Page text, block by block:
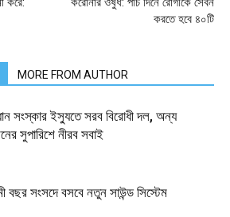
করতে হবে ৪০টি
MORE FROM AUTHOR
সংস্কার ইস্যুতে সরব বিরোধী দল, অন্য
সুপারিশে নীরব সবাই
বছর সংসদে বসবে নতুন সাউন্ড সিস্টেম